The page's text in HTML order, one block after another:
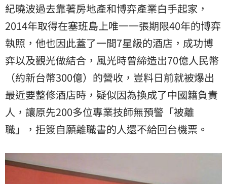
紀曉波過去靠著房地產和博弈產業白手起家，
2014年取得在塞班島上唯一一張期限40年的博弈
執照，他也因此蓋了一間7星級的酒店，成功博
弈以及觀光做結合，風光時曾締造出70億人民幣
（約新台幣300億）的營收，豈料日前就被爆出
最近要整修酒店時，疑似因為換成了中國籍負責
人，讓原先200多位專業技師無預警「被離
職」，拒簽自願離職書的人還不給回台機票。